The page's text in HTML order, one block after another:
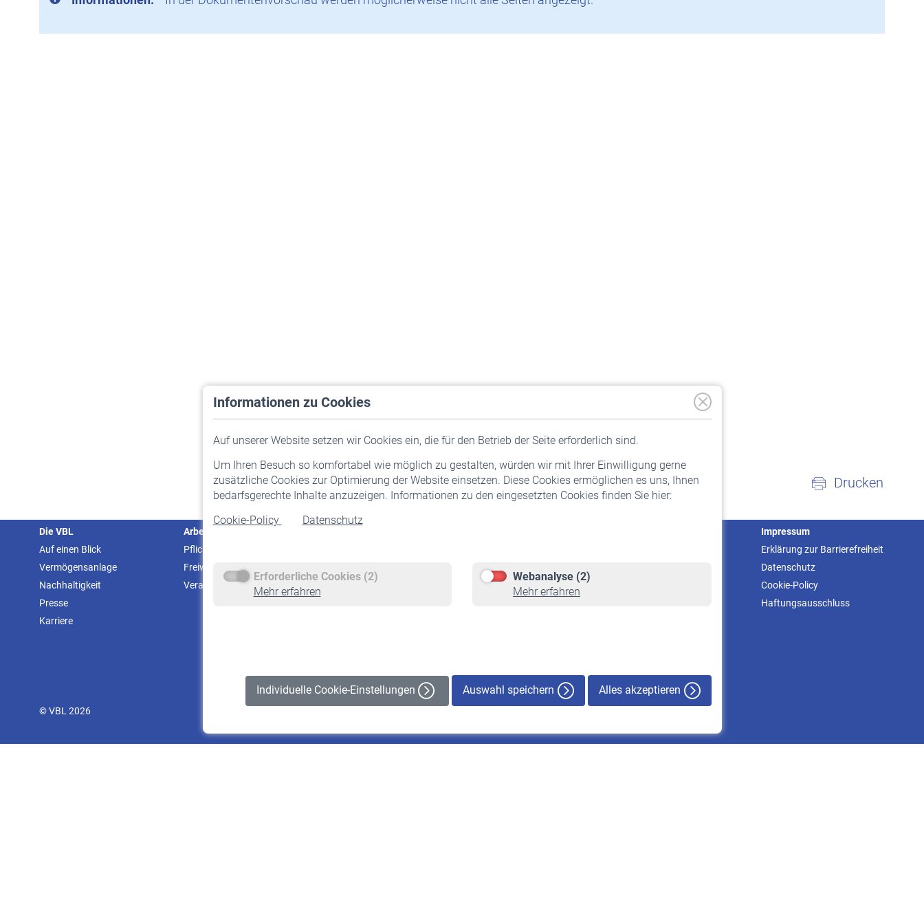
Informationen zu Cookies
Auf unserer Website setzen wir Cookies ein, die für den Betrieb der Seite erforderlich sind.
Um Ihren Besuch so komfortabel wie möglich zu gestalten, würden wir mit Ihrer Einwilligung gerne
zusätzliche Cookies zur Optimierung der Website einsetzen. Diese Cookies ermöglichen es uns, Ihnen
bedarfsgerechte Inhalte anzuzeigen. Informationen zu den eingesetzten Cookies finden Sie hier:
Cookie-Policy
Datenschutz
Erforderliche Cookies (2)
Mehr erfahren
Webanalyse (2)
Mehr erfahren
Individuelle Cookie-Einstellungen Auswahl speichern Alles akzeptieren
Drucken
Die VBL
Auf einen Blick
Vermögensanlage
Nachhaltigkeit
Presse
Karriere
Arbeitgeber
Pflichtversicherung
Freiwillige Versicherung
Veranstaltungen
Staatliche Förderung
Rente beantragen
Rentenauszahlung
Impressum
Erklärung zur Barrierefreiheit
Datenschutz
Cookie-Policy
Haftungsausschluss
© VBL 2026